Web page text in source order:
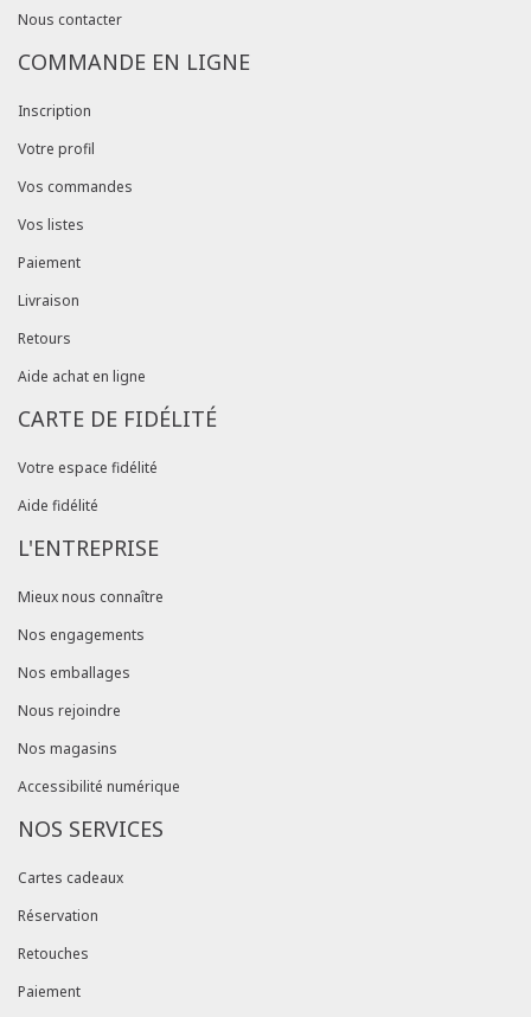
Nous contacter
COMMANDE EN LIGNE
Inscription
Votre profil
Vos commandes
Vos listes
Paiement
Livraison
Retours
Aide achat en ligne
CARTE DE FIDÉLITÉ
Votre espace fidélité
Aide fidélité
L'ENTREPRISE
Mieux nous connaître
Nos engagements
Nos emballages
Nous rejoindre
Nos magasins
Accessibilité numérique
NOS SERVICES
Cartes cadeaux
Réservation
Retouches
Paiement